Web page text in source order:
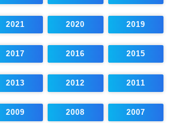
2021 2020 2019
2017 2016 2015
2013 2012 2011
2009 2008 2007